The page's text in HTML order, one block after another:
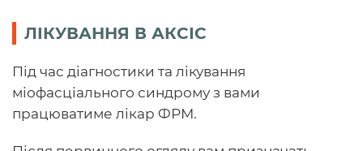
ЛІКУВАННЯ В АКСІС
Під час діагностики та лікування
міофасціального синдрому з вами
працюватиме лікар ФРМ.